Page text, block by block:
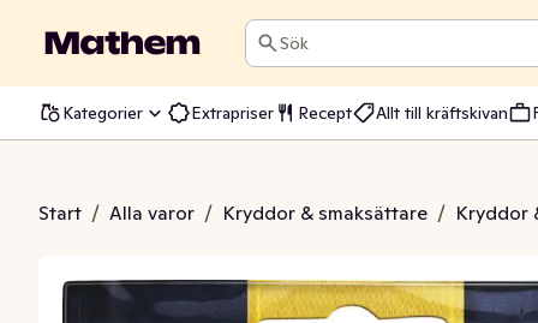
Sök
Kategorier Extrapriser Recept Allt till kräftskivan
Start / Alla varor / Kryddor & smaksättare / Kryddor